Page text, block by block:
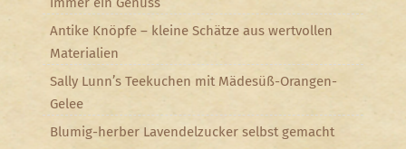
Antike Knöpfe – kleine Schätze aus wertvollen
Materialien
Sally Lunn’s Teekuchen mit Mädesüß-Orangen-
Gelee
Blumig-herber Lavendelzucker selbst gemacht